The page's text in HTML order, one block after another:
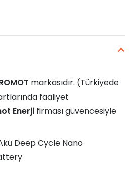
markasıdır. (Türkiyede
faaliyet
Enerji firması güvencesiyle
Deep Cycle Nano